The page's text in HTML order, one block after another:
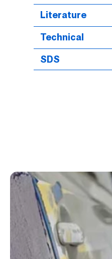
Literature
Technical
SDS